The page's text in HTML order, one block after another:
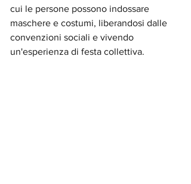
cui le persone possono indossare
maschere e costumi, liberandosi dalle
convenzioni sociali e vivendo
un'esperienza di festa collettiva.